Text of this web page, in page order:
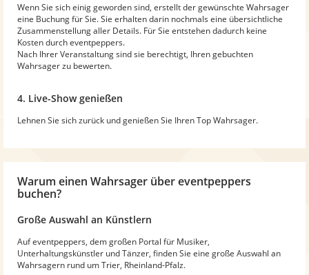
Wenn Sie sich einig geworden sind, erstellt der gewünschte Wahrsager
eine Buchung für Sie. Sie erhalten darin nochmals eine übersichtliche
Zusammenstellung aller Details. Für Sie entstehen dadurch keine
Kosten durch eventpeppers.
Nach Ihrer Veranstaltung sind sie berechtigt, Ihren gebuchten
Wahrsager zu bewerten.
4. Live-Show genießen
Lehnen Sie sich zurück und genießen Sie Ihren Top Wahrsager.
Warum einen Wahrsager über eventpeppers
buchen?
Große Auswahl an Künstlern
Auf eventpeppers, dem großen Portal für Musiker,
Unterhaltungskünstler und Tänzer, finden Sie eine große Auswahl an
Wahrsagern rund um Trier, Rheinland-Pfalz.